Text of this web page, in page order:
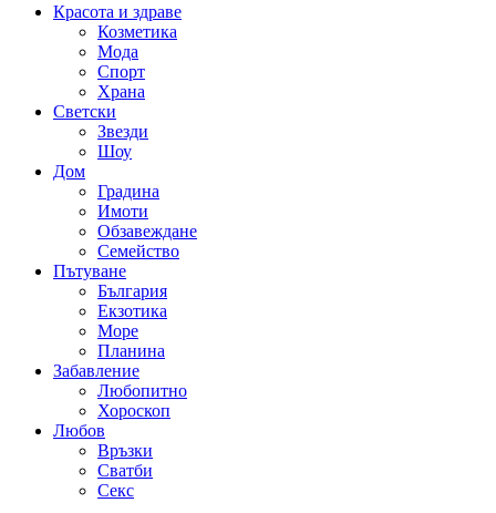
Красота и здраве
Козметика
Мода
Спорт
Храна
Светски
Звезди
Шоу
Дом
Градина
Имоти
Обзавеждане
Семейство
Пътуване
България
Екзотика
Море
Планина
Забавление
Любопитно
Хороскоп
Любов
Връзки
Сватби
Секс